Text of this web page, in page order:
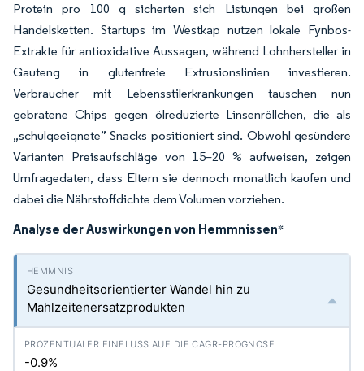
Protein pro 100 g sicherten sich Listungen bei großen
Handelsketten. Startups im Westkap nutzen lokale Fynbos-
Extrakte für antioxidative Aussagen, während Lohnhersteller in
Gauteng in glutenfreie Extrusionslinien investieren.
Verbraucher mit Lebensstilerkrankungen tauschen nun
gebratene Chips gegen ölreduzierte Linsenröllchen, die als
„schulgeeignete” Snacks positioniert sind. Obwohl gesündere
Varianten Preisaufschläge von 15–20 % aufweisen, zeigen
Umfragedaten, dass Eltern sie dennoch monatlich kaufen und
dabei die Nährstoffdichte dem Volumen vorziehen.
Analyse der Auswirkungen von Hemmnissen*
Gesundheitsorientierter Wandel hin zu
Mahlzeitenersatzprodukten
-0.9%